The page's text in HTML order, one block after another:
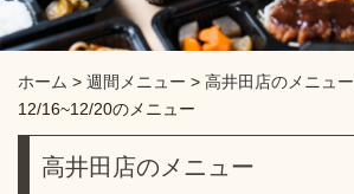
ホーム > 週間メニュー > 高井田店のメニュー
12/16~12/20のメニュー
高井田店のメニュー